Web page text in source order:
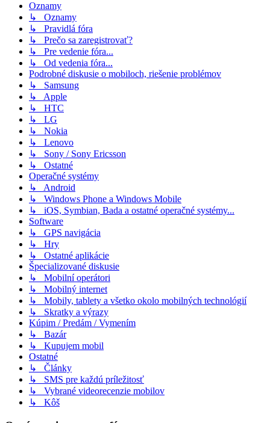
Oznamy
↳ Oznamy
↳ Pravidlá fóra
↳ Prečo sa zaregistrovať?
↳ Pre vedenie fóra...
↳ Od vedenia fóra...
Podrobné diskusie o mobiloch, riešenie problémov
↳ Samsung
↳ Apple
↳ HTC
↳ LG
↳ Nokia
↳ Lenovo
↳ Sony / Sony Ericsson
↳ Ostatné
Operačné systémy
↳ Android
↳ Windows Phone a Windows Mobile
↳ iOS, Symbian, Bada a ostatné operačné systémy...
Software
↳ GPS navigácia
↳ Hry
↳ Ostatné aplikácie
Špecializované diskusie
↳ Mobilní operátori
↳ Mobilný internet
↳ Mobily, tablety a všetko okolo mobilných technológií
↳ Skratky a výrazy
Kúpim / Predám / Vymením
↳ Bazár
↳ Kupujem mobil
Ostatné
↳ Články
↳ SMS pre každú príležitosť
↳ Vybrané videorecenzie mobilov
↳ Kôš